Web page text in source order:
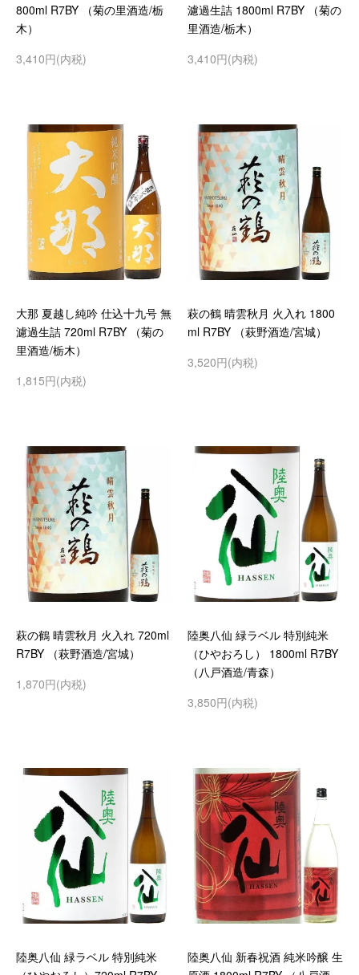
800ml R7BY （菊の里酒造/栃
木）
3,410円(内税)
濾過生詰 1800ml R7BY （菊の
里酒造/栃木）
3,410円(内税)
大那 夏越し純吟 仕込十九号 無
濾過生詰 720ml R7BY （菊の
里酒造/栃木）
1,815円(内税)
萩の鶴 晴雲秋月 火入れ 1800
ml R7BY （萩野酒造/宮城）
3,520円(内税)
萩の鶴 晴雲秋月 火入れ 720ml
R7BY （萩野酒造/宮城）
1,870円(内税)
陸奥八仙 緑ラベル 特別純米
（ひやおろし） 1800ml R7BY
（八戸酒造/青森）
3,850円(内税)
陸奥八仙 緑ラベル 特別純米
陸奥八仙 新春祝酒 純米吟醸 生